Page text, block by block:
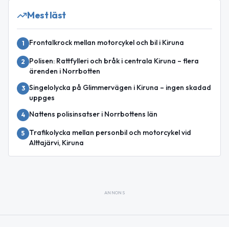
Mest läst
1 Frontalkrock mellan motorcykel och bil i Kiruna
2
Polisen: Rattfylleri och bråk i centrala Kiruna – flera
ärenden i Norrbotten
3 Singelolycka på Glimmervägen i Kiruna – ingen skadad
uppges
4 Nattens polisinsatser i Norrbottens län
5
Trafikolycka mellan personbil och motorcykel vid
Alttajärvi, Kiruna
ANNONS